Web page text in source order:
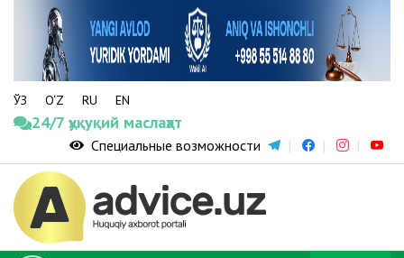
ЎЗ O‘Z RU EN
24/7 ҳуқуқий маслаҳат
Специальные возможности